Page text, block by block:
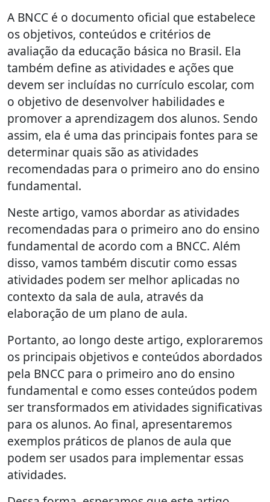
A BNCC é o documento oficial que estabelece
os objetivos, conteúdos e critérios de
avaliação da educação básica no Brasil. Ela
também define as atividades e ações que
devem ser incluídas no currículo escolar, com
o objetivo de desenvolver habilidades e
promover a aprendizagem dos alunos. Sendo
assim, ela é uma das principais fontes para se
determinar quais são as atividades
recomendadas para o primeiro ano do ensino
fundamental.
Neste artigo, vamos abordar as atividades
recomendadas para o primeiro ano do ensino
fundamental de acordo com a BNCC. Além
disso, vamos também discutir como essas
atividades podem ser melhor aplicadas no
contexto da sala de aula, através da
elaboração de um plano de aula.
Portanto, ao longo deste artigo, exploraremos
os principais objetivos e conteúdos abordados
pela BNCC para o primeiro ano do ensino
fundamental e como esses conteúdos podem
ser transformados em atividades significativas
para os alunos. Ao final, apresentaremos
exemplos práticos de planos de aula que
podem ser usados para implementar essas
atividades.